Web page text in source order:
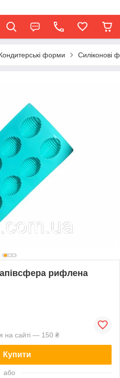
форми Силіконові
рифлена
на сайті — 150 ₴
Купити
або